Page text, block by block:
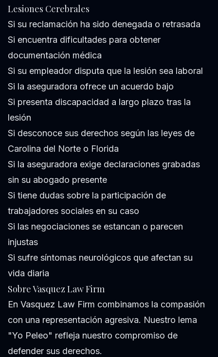
Lesiones Cerebrales
Si su reclamación ha sido denegada o retrasada
Si encuentra dificultades para obtener
documentación médica
Si su empleador disputa que la lesión sea laboral
Si la aseguradora ofrece un acuerdo bajo
Si presenta discapacidad a largo plazo tras la
lesión
Si desconoce sus derechos según las leyes de
Carolina del Norte o Florida
Si la aseguradora exige declaraciones grabadas
sin su abogado presente
Si tiene dudas sobre la participación de
trabajadores sociales en su caso
Si las negociaciones se estancan o parecen
injustas
Si sufre síntomas neurológicos que afectan su
vida diaria
Sobre Vasquez Law Firm
En Vasquez Law Firm combinamos la compasión
con una representación agresiva. Nuestro lema
"Yo Peleo" refleja nuestro compromiso de
defender sus derechos.